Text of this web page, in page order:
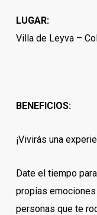
LUGAR:
Villa de Leyva –
BENEFICIOS:
¡Vivirás una
Date el tiempo
propias
personas que te